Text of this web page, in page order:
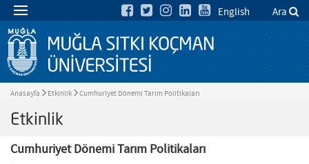
English Ara
Anasayfa Etkinlik Cumhuriyet Dönemi Tarım Politikaları
Etkinlik
Cumhuriyet Dönemi Tarım Politikaları